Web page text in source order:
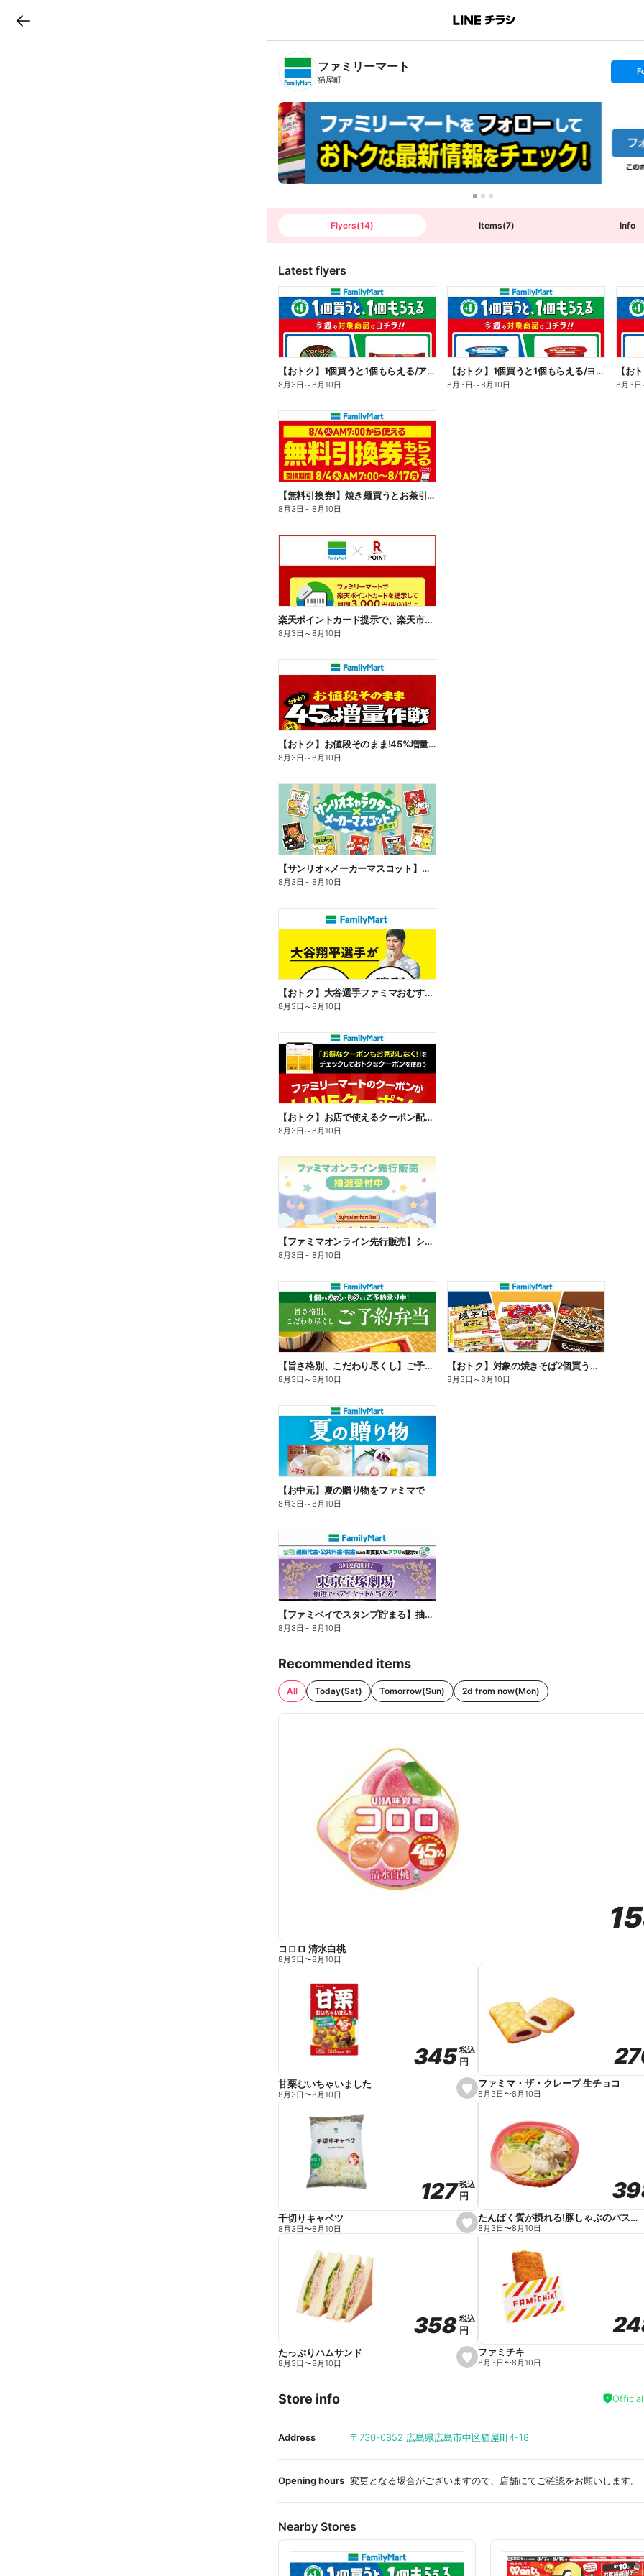
B
n
T
ファミリーマート
猫屋町
s
t
Flyers(14) Items(7) Info
Latest flyers
【おトク】1個買うと1個もらえる/アイス
8月3日 ～8月10日
【おトク】1個買うと1個もらえる/ヨーグルト
8月3日 ～8月10日
【お
8月3日
【無料引換券!】焼き麺買うとお茶引換券貰える!
8月3日 ～8月10日
楽天ポイントカード提示で、楽天市場でのお買い物がおトクに!
8月3日 ～8月10日
【おトク】お値段そのまま!45%増量作戦!
8月3日 ～8月10日
【サンリオ×メーカーマスコット】オリジナルグッズ貰える!
8月3日 ～8月10日
【おトク】大谷選手ファミマおむすび割
8月3日 ～8月10日
【おトク】お店で使えるクーポン配信中
8月3日 ～8月10日
【ファミマオンライン先行販売】シルバニアファミリー
8月3日 ～8月10日
【旨さ格別、こだわり尽くし】ご予約弁当
8月3日 ～8月10日
【おトク】対象の焼きそば2個買うと100円引き!
8月3日 ～8月10日
【お中元】夏の贈り物をファミマで
8月3日 ～8月10日
【ファミペイでスタンプ貯まる】抽選でペアチケットが当たる!
8月3日 ～8月10日
Recommended items
All Today(Sat) Tomorrow(Sun) 2d from now(Mon)
コロロ 清水白桃
8月3日〜8月10日
s
e
e
345
345税込
税込
円
円
甘栗むいちゃいました
8月3日〜8月10日
ファミマ・ザ・クレープ 生チョコ
8月3日〜8月10日
s
e
e
127
127税込
税込
円
円
千切りキャベツ
8月3日〜8月10日
たんぱく質が摂れる!豚しゃぶのパスタサラダ
8月3日〜8月10日
s
e
i
t
358
358税込
税込
円
円
たっぷりハムサンド
8月3日〜8月10日
ファミチキ
8月3日〜8月10日
Store info
Address 〒730-0852 広島県広島市中区猫屋町4-18
Opening hours 変更となる場合がございますので、店舗にてご確認をお願いします。
Nearby Stores